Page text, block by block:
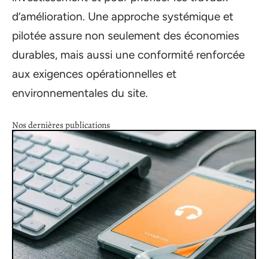
d’amélioration. Une approche systémique et
pilotée assure non seulement des économies
durables, mais aussi une conformité renforcée
aux exigences opérationnelles et
environnementales du site.
Nos dernières publications